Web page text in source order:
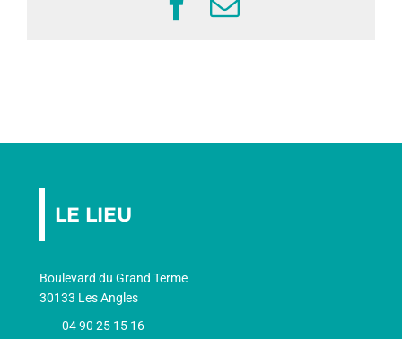
LE LIEU
Boulevard du Grand Terme
30133 Les Angles
04 90 25 15 16